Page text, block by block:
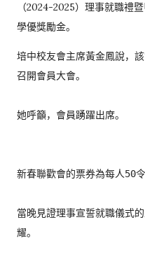
（2024-2025） 理事就職禮
學優獎勵金。
培中校友會主席黃金鳳說，該
召開會員大會。
她呼籲，會員踴躍出席。
新春聯歡會的票券為每人50
當晚見證理事宣誓就職儀式
耀。